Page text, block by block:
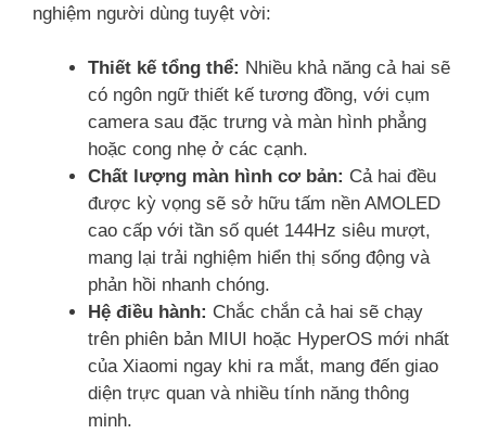
nghiệm người dùng tuyệt vời:
Thiết kế tổng thể: Nhiều khả năng cả hai sẽ
có ngôn ngữ thiết kế tương đồng, với cụm
camera sau đặc trưng và màn hình phẳng
hoặc cong nhẹ ở các cạnh.
Chất lượng màn hình cơ bản: Cả hai đều
được kỳ vọng sẽ sở hữu tấm nền AMOLED
cao cấp với tần số quét 144Hz siêu mượt,
mang lại trải nghiệm hiển thị sống động và
phản hồi nhanh chóng.
Hệ điều hành: Chắc chắn cả hai sẽ chạy
trên phiên bản MIUI hoặc HyperOS mới nhất
của Xiaomi ngay khi ra mắt, mang đến giao
diện trực quan và nhiều tính năng thông
minh.